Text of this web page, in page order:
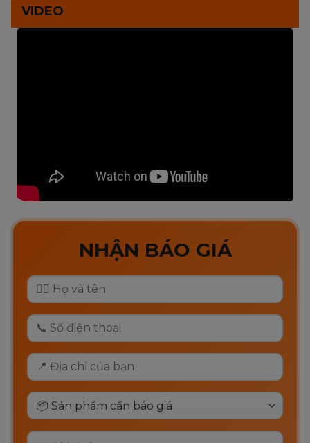
VIDEO
NHẬN BÁO GIÁ